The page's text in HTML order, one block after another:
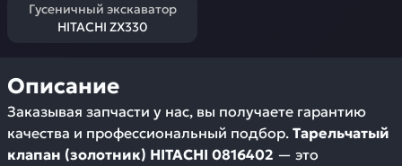
Гусеничный экскаватор
HITACHI ZX330
Описание
Заказывая запчасти у нас, вы получаете гарантию
качества и профессиональный подбор. Тарельчатый
клапан (золотник) HITACHI 0816402 — это